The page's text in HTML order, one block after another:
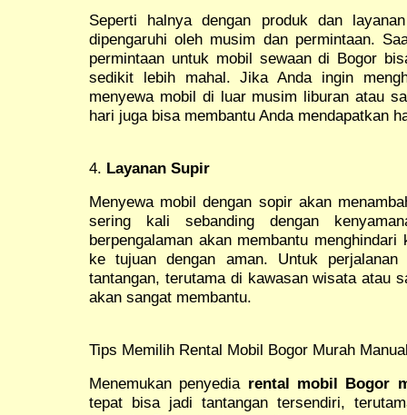
Seperti halnya dengan produk dan
dipengaruhi oleh musim dan permintaan.
permintaan untuk mobil sewaan di Bogor
sedikit lebih mahal. Jika Anda ingin
menyewa mobil di luar musim liburan atau
hari juga bisa membantu Anda mendapatkan
4. Layanan Supir
Menyewa mobil dengan sopir akan
sering kali sebanding dengan
berpengalaman akan membantu
ke tujuan dengan aman. Untuk
tantangan, terutama di kawasan wisata atau
akan sangat membantu.
Tips Memilih Rental Mobil Bogor Murah
Menemukan penyedia rental mobil Bogor
tepat bisa jadi tantangan tersendiri,